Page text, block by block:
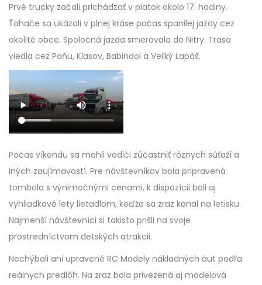
Prvé trucky začali prichádzať v piatok okolo 17. hodiny.
Ťahače sa ukázali v plnej kráse počas spanilej jazdy cez
okolité obce. Spoločná jazda smerovala do Nitry. Trasa
viedla cez Paňu, Klasov, Babindol a Veľký Lapáš.
Počas víkendu sa mohli vodiči zúčastniť rôznych súťaží a
iných zaujímavostí. Pre návštevníkov bola pripravená
tombola s výnimočnými cenami, k dispozícii boli aj
vyhliadkové lety lietadlom, keďže sa zraz konal na letisku.
Najmenší návštevníci si takisto prišli na svoje
prostredníctvom detských atrakcii.
Nechýbali ani upravené RC Modely nákladných áut podľa
reálnych predlôh. Na zraz bola privezená aj modelová